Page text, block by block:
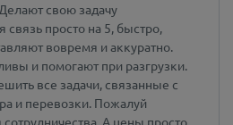
свою задачу
связь просто на 5, быстро,
вовремя и аккуратно.
и помогают при разгрузки.
все задачи, связанные с
и перевозки. Пожалуй
А цены просто